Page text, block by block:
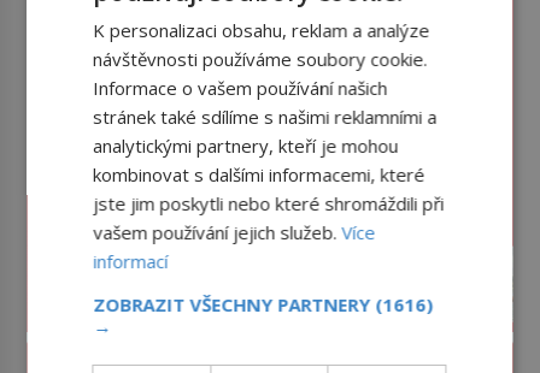
K personalizaci obsahu, reklam a analýze
návštěvnosti používáme soubory cookie.
Informace o vašem používání našich
stránek také sdílíme s našimi reklamními a
analytickými partnery, kteří je mohou
kombinovat s dalšími informacemi, které
jste jim poskytli nebo které shromáždili při
vašem používání jejich služeb.Více
informací
ZOBRAZIT VŠECHNY PARTNERY (1616)
→